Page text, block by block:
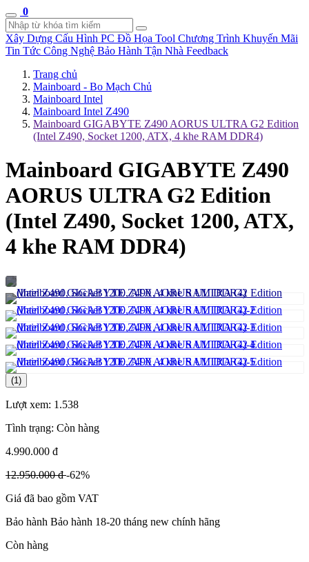
0
Xây Dựng Cấu Hình PC Đồ Họa Tool Chương Trình Khuyến Mãi
Tin Tức Công Nghệ Bảo Hành Tận Nhà Feedback
Trang chủ
Mainboard - Bo Mạch Chủ
Mainboard Intel
Mainboard Intel Z490
Mainboard GIGABYTE Z490 AORUS ULTRA G2 Edition
(Intel Z490, Socket 1200, ATX, 4 khe RAM DDR4)
Mainboard GIGABYTE Z490
AORUS ULTRA G2 Edition
(Intel Z490, Socket 1200, ATX,
4 khe RAM DDR4)
(1)
Lượt xem: 1.538
Tình trạng: Còn hàng
4.990.000 đ
12.950.000 đ-62%
Giá đã bao gồm VAT
Bảo hành Bảo hành 18-20 tháng new chính hãng
Còn hàng